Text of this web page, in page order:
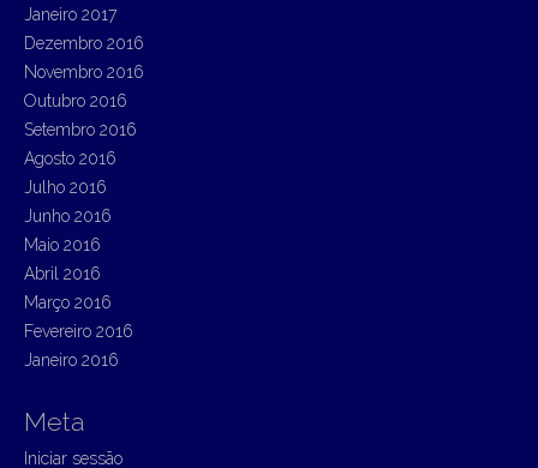
Janeiro 2017
Dezembro 2016
Novembro 2016
Outubro 2016
Setembro 2016
Agosto 2016
Julho 2016
Junho 2016
Maio 2016
Abril 2016
Março 2016
Fevereiro 2016
Janeiro 2016
Meta
Iniciar sessão